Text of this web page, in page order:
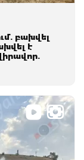
բախվել
է